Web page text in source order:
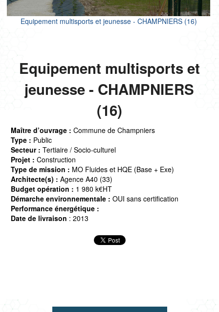
Equipement multisports et jeunesse - CHAMPNIERS (16)
Equipement multisports et
jeunesse - CHAMPNIERS
(16)
Maître d’ouvrage : Commune de Champniers
Type : Public
Secteur : Tertiaire / Socio-culturel
Projet : Construction
Type de mission : MO Fluides et HQE (Base + Exe)
Architecte(s) : Agence A40 (33)
Budget opération : 1 980 k€HT
Démarche environnementale : OUI sans certification
Performance énergétique :
Date de livraison : 2013